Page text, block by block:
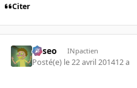
Citer
Asseo INpactien
Posté(e) le 22 avril 201412 a